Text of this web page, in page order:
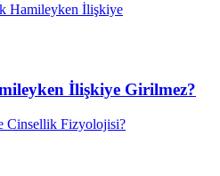
İlişkiye Girilmez?